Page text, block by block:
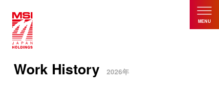
MENU
Work History 2026年